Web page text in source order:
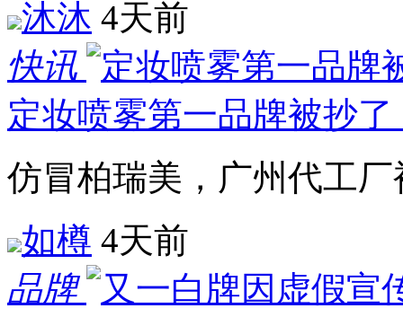
沐沐 4天前
快讯
定妆喷雾第一品牌被抄了
仿冒柏瑞美，广州代工厂
如樽 4天前
品牌